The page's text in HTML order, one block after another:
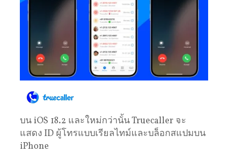
บน iOS 18.2 และใหม่กว่านั้น Truecaller จะ
แสดง ID ผู้โทรแบบเรียลไทม์และบล็อกสแปมบน
iPhone